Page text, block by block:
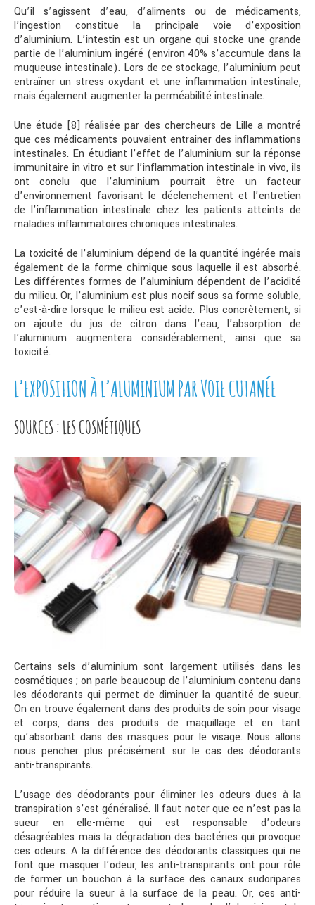
Qu’il s’agissent d’eau, d’aliments ou de médicaments,
l’ingestion constitue la principale voie d’exposition
d’aluminium. L’intestin est un organe qui stocke une grande
partie de l’aluminium ingéré (environ 40% s’accumule dans la
muqueuse intestinale). Lors de ce stockage, l’aluminium peut
entraîner un stress oxydant et une inflammation intestinale,
mais également augmenter la perméabilité intestinale.
Une étude [8] réalisée par des chercheurs de Lille a montré
que ces médicaments pouvaient entrainer des inflammations
intestinales. En étudiant l’effet de l’aluminium sur la réponse
immunitaire in vitro et sur l’inflammation intestinale in vivo, ils
ont conclu que l’aluminium pourrait être un facteur
d’environnement favorisant le déclenchement et l’entretien
de l’inflammation intestinale chez les patients atteints de
maladies inflammatoires chroniques intestinales.
La toxicité de l’aluminium dépend de la quantité ingérée mais
également de la forme chimique sous laquelle il est absorbé.
Les différentes formes de l’aluminium dépendent de l’acidité
du milieu. Or, l’aluminium est plus nocif sous sa forme soluble,
c’est-à-dire lorsque le milieu est acide. Plus concrètement, si
on ajoute du jus de citron dans l’eau, l’absorption de
l’aluminium augmentera considérablement, ainsi que sa
toxicité.
L’EXPOSITION À L’ALUMINIUM PAR VOIE CUTANÉE
SOURCES : LES COSMÉTIQUES
Certains sels d’aluminium sont largement utilisés dans les
cosmétiques ; on parle beaucoup de l’aluminium contenu dans
les déodorants qui permet de diminuer la quantité de sueur.
On en trouve également dans des produits de soin pour visage
et corps, dans des produits de maquillage et en tant
qu’absorbant dans des masques pour le visage. Nous allons
nous pencher plus précisément sur le cas des déodorants
anti-transpirants.
L’usage des déodorants pour éliminer les odeurs dues à la
transpiration s’est généralisé. Il faut noter que ce n’est pas la
sueur en elle-même qui est responsable d’odeurs
désagréables mais la dégradation des bactéries qui provoque
ces odeurs. A la différence des déodorants classiques qui ne
font que masquer l’odeur, les anti-transpirants ont pour rôle
de former un bouchon à la surface des canaux sudoripares
pour réduire la sueur à la surface de la peau. Or, ces anti-